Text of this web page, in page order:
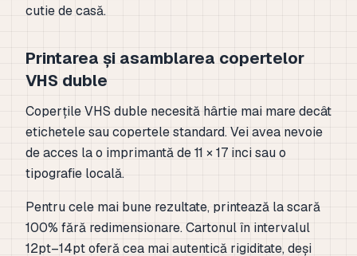
cutie de casă.
Printarea și asamblarea copertelor
VHS duble
Coperțile VHS duble necesită hârtie mai mare decât
etichetele sau copertele standard. Vei avea nevoie
de acces la o imprimantă de 11 × 17 inci sau o
tipografie locală.
Pentru cele mai bune rezultate, printează la scară
100% fără redimensionare. Cartonul în intervalul
12pt–14pt oferă cea mai autentică rigiditate, deși